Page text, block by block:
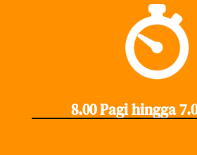
8.00 Pagi hingga